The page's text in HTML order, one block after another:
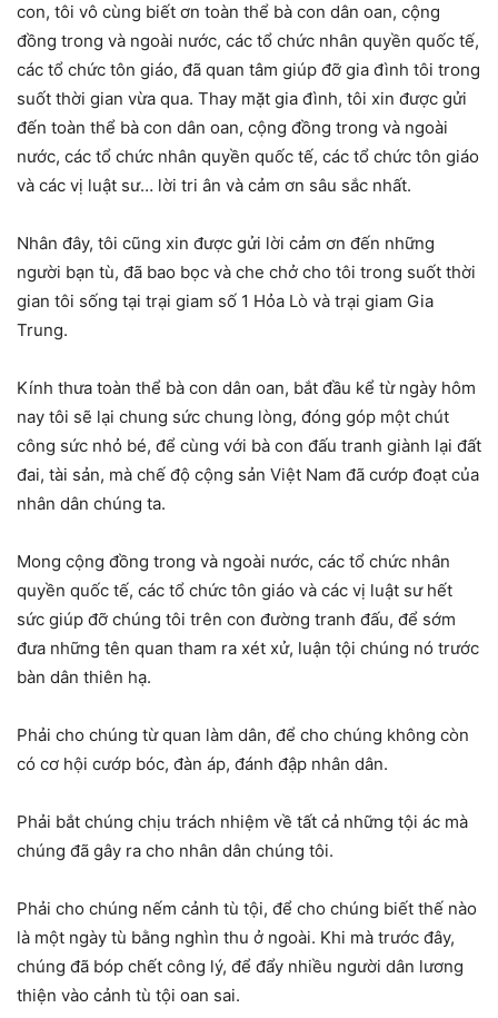
con, tôi vô cùng biết ơn toàn thể bà con dân oan, cộng
đồng trong và ngoài nước, các tổ chức nhân quyền quốc tế,
các tổ chức tôn giáo, đã quan tâm giúp đỡ gia đình tôi trong
suốt thời gian vừa qua. Thay mặt gia đình, tôi xin được gửi
đến toàn thể bà con dân oan, cộng đồng trong và ngoài
nước, các tổ chức nhân quyền quốc tế, các tổ chức tôn giáo
và các vị luật sư… lời tri ân và cảm ơn sâu sắc nhất.
Nhân đây, tôi cũng xin được gửi lời cảm ơn đến những
người bạn tù, đã bao bọc và che chở cho tôi trong suốt thời
gian tôi sống tại trại giam số 1 Hỏa Lò và trại giam Gia
Trung.
Kính thưa toàn thể bà con dân oan, bắt đầu kể từ ngày hôm
nay tôi sẽ lại chung sức chung lòng, đóng góp một chút
công sức nhỏ bé, để cùng với bà con đấu tranh giành lại đất
đai, tài sản, mà chế độ cộng sản Việt Nam đã cướp đoạt của
nhân dân chúng ta.
Mong cộng đồng trong và ngoài nước, các tổ chức nhân
quyền quốc tế, các tổ chức tôn giáo và các vị luật sư hết
sức giúp đỡ chúng tôi trên con đường tranh đấu, để sớm
đưa những tên quan tham ra xét xử, luận tội chúng nó trước
bàn dân thiên hạ.
Phải cho chúng từ quan làm dân, để cho chúng không còn
có cơ hội cướp bóc, đàn áp, đánh đập nhân dân.
Phải bắt chúng chịu trách nhiệm về tất cả những tội ác mà
chúng đã gây ra cho nhân dân chúng tôi.
Phải cho chúng nếm cảnh tù tội, để cho chúng biết thế nào
là một ngày tù bằng nghìn thu ở ngoài. Khi mà trước đây,
chúng đã bóp chết công lý, để đẩy nhiều người dân lương
thiện vào cảnh tù tội oan sai.